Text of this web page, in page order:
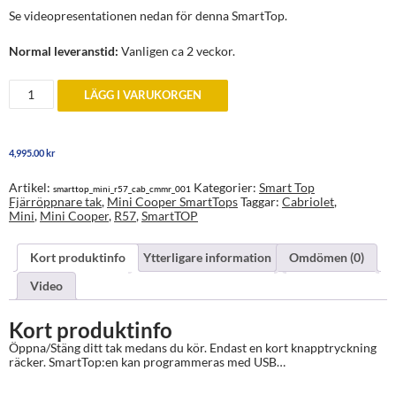
Se videopresentationen nedan för denna SmartTop.
Normal leveranstid: Vanligen ca 2 veckor.
SmartTop
Mini
Cooper
mängd
LÄGG I VARUKORGEN
4,995.00kr
Artikel: smarttop_mini_r57_cab_cmmr_001 Kategorier: Smart Top
Fjärröppnare tak, Mini Cooper SmartTopsTaggar: Cabriolet,
Mini, Mini Cooper, R57,SmartTOP
Kort produktinfo Ytterligare information
Omdömen (0)
Video
Kort produktinfo
Öppna/Stäng ditt tak medans du kör. Endast en kort knapptryckning
räcker. SmartTop:en kan programmeras med USB…